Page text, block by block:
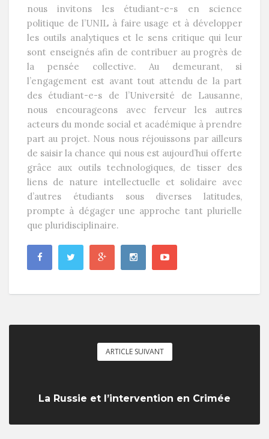
nous invitons les étudiant-e-s en science
politique de l’UNIL à faire usage et à développer
les outils analytiques et le sens critique qui leur
sont enseignés afin de contribuer au progrès de
la pensée collective. Au demeurant, si
l’engagement est avant tout attendu de la part
des étudiant-e-s de l’Université de Lausanne,
nous encourageons avec ferveur les autres
acteurs du monde social et académique à prendre
part au projet. Nous nous réjouissons par ailleurs
de saisir la chance qui nous est aujourd’hui offerte
grâce aux outils technologiques, de tisser des
liens de nature intellectuelle et solidaire avec
d’autres étudiants sous diverses latitudes,
prompte à dégager une approche tant plurielle
que pluridisciplinaire.
ARTICLE SUIVANT
La Russie et l’intervention en Crimée